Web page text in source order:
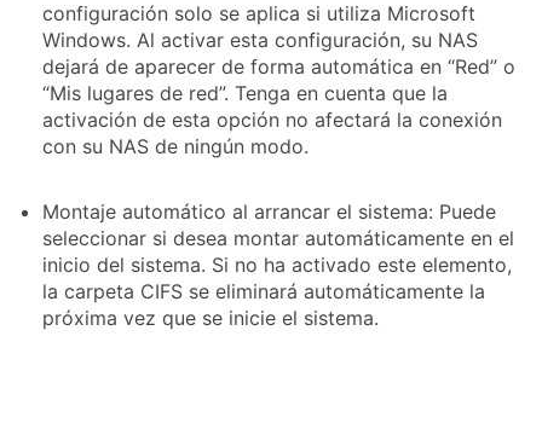
configuración solo se aplica si utiliza Microsoft
Windows. Al activar esta configuración, su NAS
dejará de aparecer de forma automática en “Red” o
“Mis lugares de red”. Tenga en cuenta que la
activación de esta opción no afectará la conexión
con su NAS de ningún modo.
Montaje automático al arrancar el sistema: Puede
seleccionar si desea montar automáticamente en el
inicio del sistema. Si no ha activado este elemento,
la carpeta CIFS se eliminará automáticamente la
próxima vez que se inicie el sistema.